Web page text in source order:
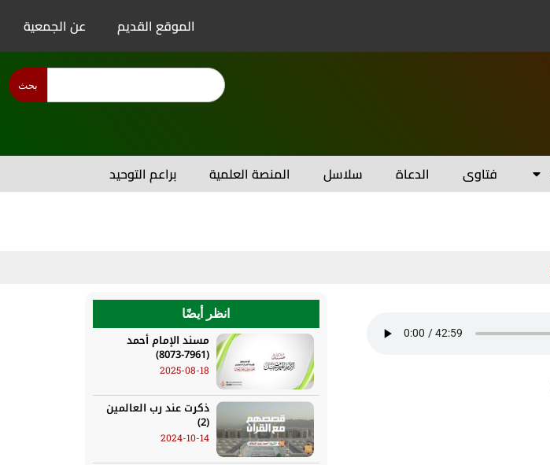
الموقع القديم عن الجمعية
بحث
فتاوى الدعاة سلاسل المنصة العلمية براعم التوحيد
انظر أيضًا
مسند الإمام أحمد
(7961-8073)
2025-08-18
ذكرت عند رب العالمين
(2)
2024-10-14